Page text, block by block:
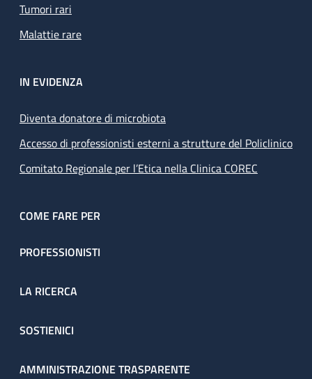
Tumori rari
Malattie rare
IN EVIDENZA
Diventa donatore di microbiota
Accesso di professionisti esterni a strutture del Policlinico
Comitato Regionale per l’Etica nella Clinica COREC
COME FARE PER
PROFESSIONISTI
LA RICERCA
SOSTIENICI
AMMINISTRAZIONE TRASPARENTE